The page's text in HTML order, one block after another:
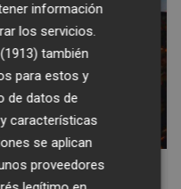
información
los servicios.
también
para estos y
de datos de
características
se aplican
proveedores